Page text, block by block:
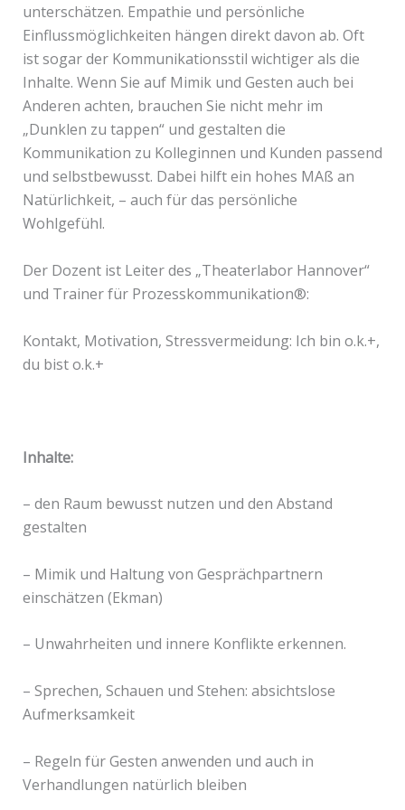
unterschätzen. Empathie und persönliche
Einflussmöglichkeiten hängen direkt davon ab. Oft
ist sogar der Kommunikationsstil wichtiger als die
Inhalte. Wenn Sie auf Mimik und Gesten auch bei
Anderen achten, brauchen Sie nicht mehr im
„Dunklen zu tappen“ und gestalten die
Kommunikation zu Kolleginnen und Kunden passend
und selbstbewusst. Dabei hilft ein hohes MAß an
Natürlichkeit, – auch für das persönliche
Wohlgefühl.
Der Dozent ist Leiter des „Theaterlabor Hannover“
und Trainer für Prozesskommunikation®:
Kontakt, Motivation, Stressvermeidung: Ich bin o.k.+,
du bist o.k.+
Inhalte:
– den Raum bewusst nutzen und den Abstand
gestalten
– Mimik und Haltung von Gesprächpartnern
einschätzen (Ekman)
– Unwahrheiten und innere Konflikte erkennen.
– Sprechen, Schauen und Stehen: absichtslose
Aufmerksamkeit
– Regeln für Gesten anwenden und auch in
Verhandlungen natürlich bleiben